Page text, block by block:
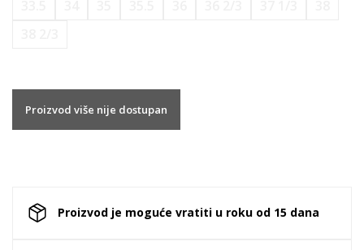
Proizvod više nije dostupan
Proizvod je moguće vratiti u roku od 15 dana